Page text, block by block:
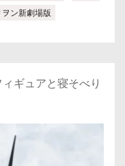
ン新劇場版
ギュアと寝そべり